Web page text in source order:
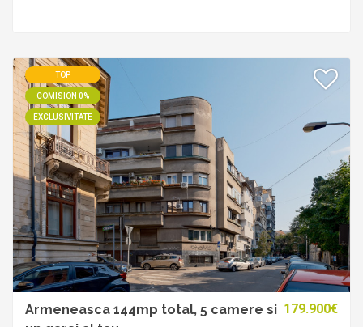
TOP
COMISION 0%
EXCLUSIVITATE
Armeneasca 144mp total, 5 camere si 179.900€